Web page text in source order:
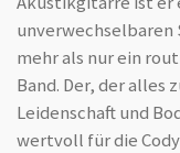
unverwechselbaren
mehr als nur ein
Band. Der, der alles
Leidenschaft und
wertvoll für die